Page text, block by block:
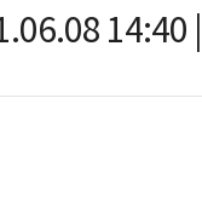
14:40